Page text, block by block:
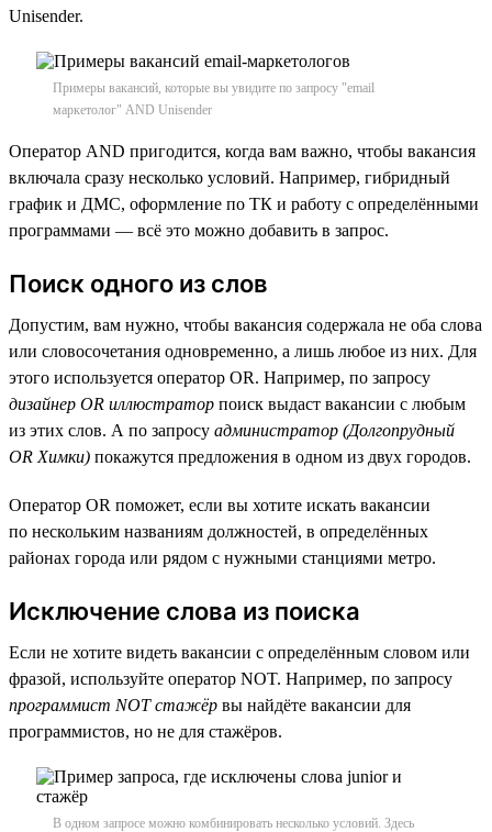
Unisender.
Примеры вакансий, которые вы увидите по запросу "email
маркетолог" AND Unisender
Оператор AND пригодится, когда вам важно, чтобы вакансия
включала сразу несколько условий. Например, гибридный
график и ДМС, оформление по ТК и работу с определёнными
программами — всё это можно добавить в запрос.
Поиск одного из слов
Допустим, вам нужно, чтобы вакансия содержала не оба слова
или словосочетания одновременно, а лишь любое из них. Для
этого используется оператор OR. Например, по запросу
дизайнер OR иллюстратор поиск выдаст вакансии с любым
из этих слов. А по запросу администратор (Долгопрудный
OR Химки) покажутся предложения в одном из двух городов.
Оператор OR поможет, если вы хотите искать вакансии
по нескольким названиям должностей, в определённых
районах города или рядом с нужными станциями метро.
Исключение слова из поиска
Если не хотите видеть вакансии с определённым словом или
фразой, используйте оператор NOT. Например, по запросу
программист NOT стажёр вы найдёте вакансии для
программистов, но не для стажёров.
В одном запросе можно комбинировать несколько условий. Здесь